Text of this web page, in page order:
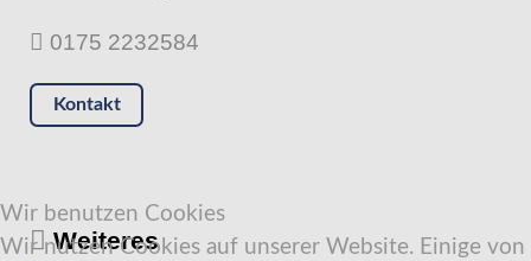
0175 2232584
Kontakt
Weiteres
Wir benutzen Cookies
Wir nutzen Cookies auf unserer Website. Einige von